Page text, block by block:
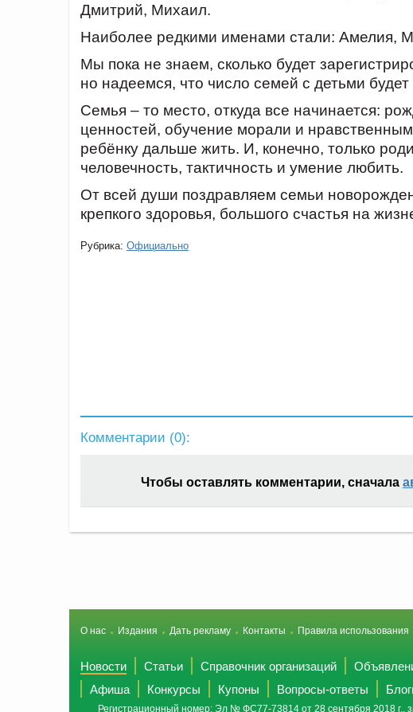
Дмитрий, Михаил.
Наиболее редкими именами стали: Амелия,
Мы пока не знаем, сколько будет
но надеемся, что число семей с детьми будет
Семья – то место, откуда все начинается:
ценностей, обучение морали и
ребёнку дальше жить. И, конечно, только
человечность, тактичность и умение любить.
От всей души поздравляем семьи
крепкого здоровья, большого счастья на
Рубрика: Официально
Комментарии (0):
Чтобы оставлять комментарии, сначала
О нас Издания Дать рекламу Контакты Правила использования
Новости Статьи Справочник организаций
Афиша
Конкурсы Купоны Вопросы-ответы
Регистрационный номер: Эл № ФС77-73814 от 28 сентября 2018 г.,